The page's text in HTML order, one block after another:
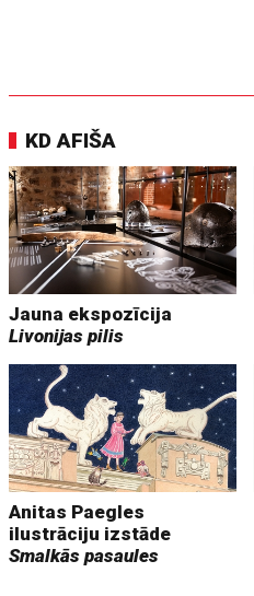
KD AFIŠA
Jauna ekspozīcija
Livonijas pilis
Anitas Paegles
ilustrāciju izstāde
Smalkās pasaules